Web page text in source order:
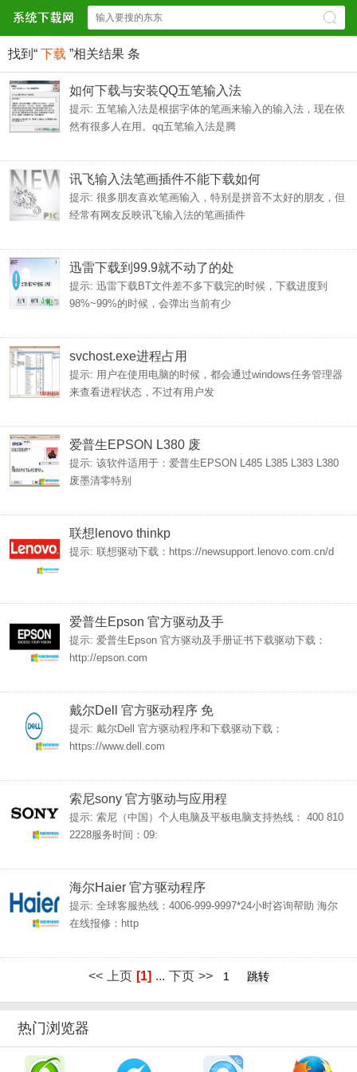
找到“ 下载 ”相关结果 条
如何下载与安装QQ五笔输入法
提示: 五笔输入法是根据字体的笔画来输入的输入法，现在依
然有很多人在用。qq五笔输入法是腾
讯飞输入法笔画插件不能下载如何
提示: 很多朋友喜欢笔画输入，特别是拼音不太好的朋友，但
经常有网友反映讯飞输入法的笔画插件
迅雷下载到99.9就不动了的处
提示: 迅雷下载BT文件差不多下载完的时候，下载进度到
98%~99%的时候，会弹出当前有少
svchost.exe进程占用
提示: 用户在使用电脑的时候，都会通过windows任务管理器
来查看进程状态，不过有用户发
爱普生EPSON L380 废
提示: 该软件适用于：爱普生EPSON L485 L385 L383 L380
废墨清零特别
联想lenovo thinkp
提示: 联想驱动下载：https://newsupport.lenovo.com.cn/d
爱普生Epson 官方驱动及手
提示: 爱普生Epson 官方驱动及手册证书下载驱动下载：
http://epson.com
戴尔Dell 官方驱动程序 免
提示: 戴尔Dell 官方驱动程序和下载驱动下载：
https://www.dell.com
索尼sony 官方驱动与应用程
提示: 索尼（中国）个人电脑及平板电脑支持热线： 400 810
2228服务时间：09:
海尔Haier 官方驱动程序
提示: 全球客服热线：4006-999-9997*24小时咨询帮助 海尔
在线报修：http
<< 上页 [1] ... 下页 >>
热门浏览器